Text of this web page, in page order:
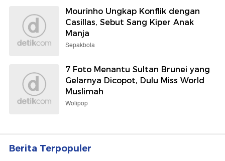
Mourinho Ungkap Konflik dengan
Casillas, Sebut Sang Kiper Anak
Manja
Sepakbola
7 Foto Menantu Sultan Brunei yang
Gelarnya Dicopot, Dulu Miss World
Muslimah
Wolipop
Berita Terpopuler